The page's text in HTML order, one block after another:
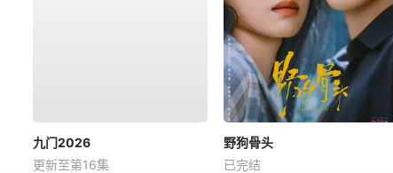
九门2026
更新至第16集
野狗骨头
已完结